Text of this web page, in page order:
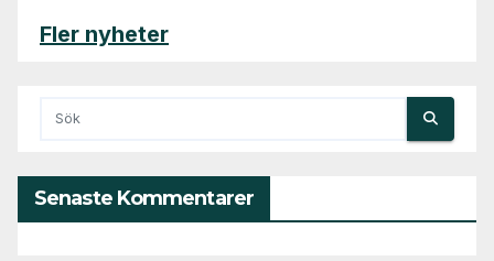
Fler nyheter
Senaste Kommentarer